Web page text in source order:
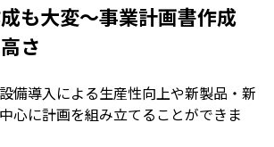
も大変～事業計画書作成
さ
備導入による生産性向上や新製品・新
心に計画を組み立てることができま